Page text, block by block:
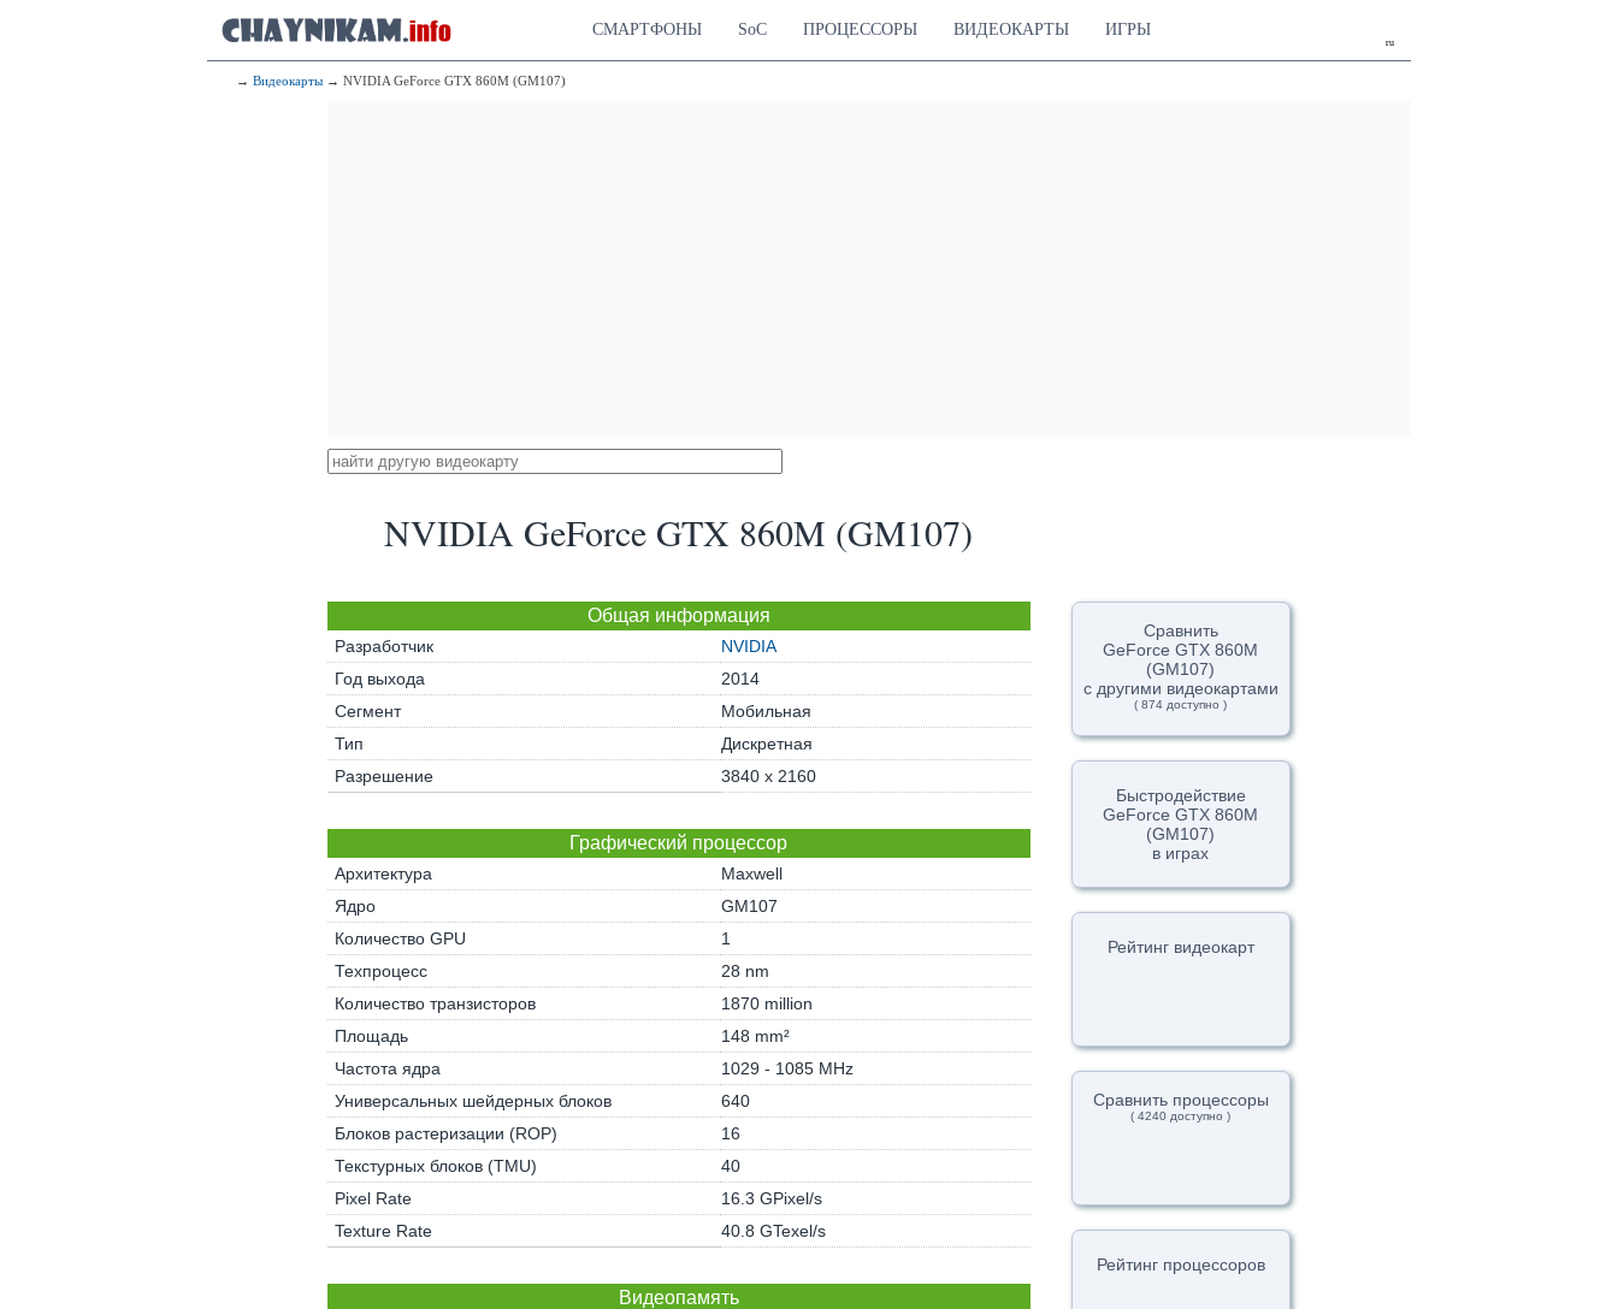
ru
СМАРТФОНЫ SoC ПРОЦЕССОРЫ ВИДЕОКАРТЫ ИГРЫ
→ Видеокарты → NVIDIA GeForce GTX 860M (GM107)
NVIDIA GeForce GTX 860M (GM107)
Общая информация
Разработчик
NVIDIA
Год выхода
2014
Сегмент
Мобильная
Тип
Дискретная
Разрешение
3840 x 2160
Графический процессор
Архитектура
Maxwell
Ядро
GM107
Количество GPU
1
Техпроцесс
28 nm
Количество транзисторов
1870 million
Площадь
148 mm²
Частота ядра
1029 - 1085 MHz
Универсальных шейдерных блоков
640
Блоков растеризации (ROP)
16
Текстурных блоков (TMU)
40
Pixel Rate
16.3 GPixel/s
Texture Rate
40.8 GTexel/s
Видеопамять
Сравнить
GeForce GTX 860M
(GM107)
с другими видеокартами
( 874 доступно )
Быстродействие
GeForce GTX 860M
(GM107)
в играх
Рейтинг видеокарт
Сравнить процессоры
( 4240 доступно )
Рейтинг процессоров